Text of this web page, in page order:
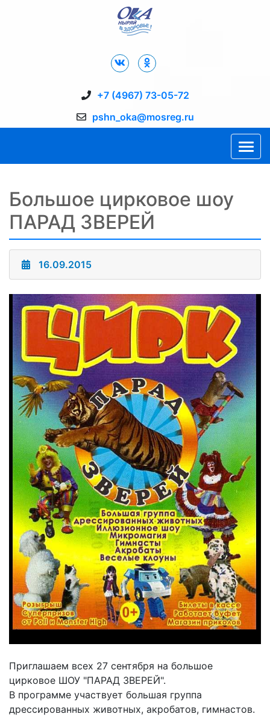
+7 (4967) 73-05-72
pshn_oka@mosreg.ru
Большое цирковое шоу
ПАРАД ЗВЕРЕЙ
16.09.2015
Приглашаем всех 27 сентября на большое
цирковое ШОУ "ПАРАД ЗВЕРЕЙ".
В программе участвует большая группа
дрессированных животных, акробатов, гимнастов.